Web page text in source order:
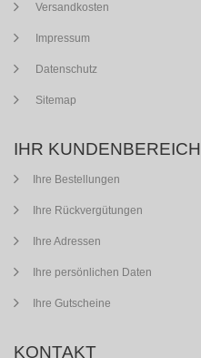
Versandkosten
Impressum
Datenschutz
Sitemap
IHR KUNDENBEREICH
Ihre Bestellungen
Ihre Rückvergütungen
Ihre Adressen
Ihre persönlichen Daten
Ihre Gutscheine
KONTAKT